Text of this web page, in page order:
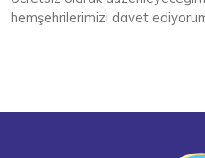
hemşehrilerimizi davet